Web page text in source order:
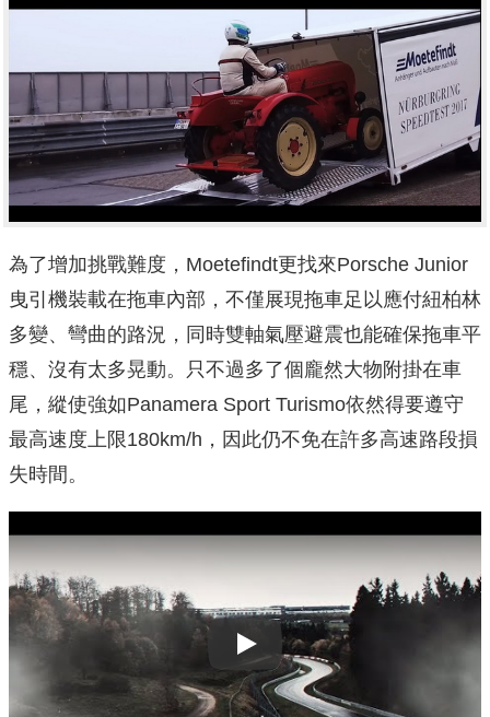
為了增加挑戰難度，Moetefindt更找來Porsche Junior
曳引機裝載在拖車內部，不僅展現拖車足以應付紐柏林
多變、彎曲的路況，同時雙軸氣壓避震也能確保拖車平
穩、沒有太多晃動。只不過多了個龐然大物附掛在車
尾，縱使強如Panamera Sport Turismo依然得要遵守
最高速度上限180km/h，因此仍不免在許多高速路段損
失時間。
Play